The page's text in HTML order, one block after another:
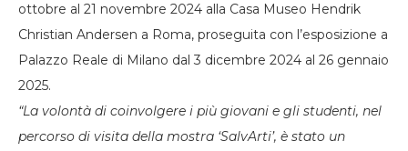
ottobre al 21 novembre 2024 alla Casa Museo Hendrik
Christian Andersen a Roma, proseguita con l’esposizione a
Palazzo Reale di Milano dal 3 dicembre 2024 al 26 gennaio
2025.
“La volontà di coinvolgere i più giovani e gli studenti, nel
percorso di visita della mostra ‘SalvArti’, è stato un